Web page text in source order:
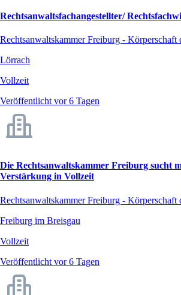
Rechtsanwaltsfachangestellter/
Rechtsanwaltskammer Freiburg - Körperschaft
Lörrach
Vollzeit
Veröffentlicht vor 6 Tagen
Die Rechtsanwaltskammer Freiburg sucht
Verstärkung in Vollzeit
Rechtsanwaltskammer Freiburg - Körperschaft
Freiburg im Breisgau
Vollzeit
Veröffentlicht vor 6 Tagen